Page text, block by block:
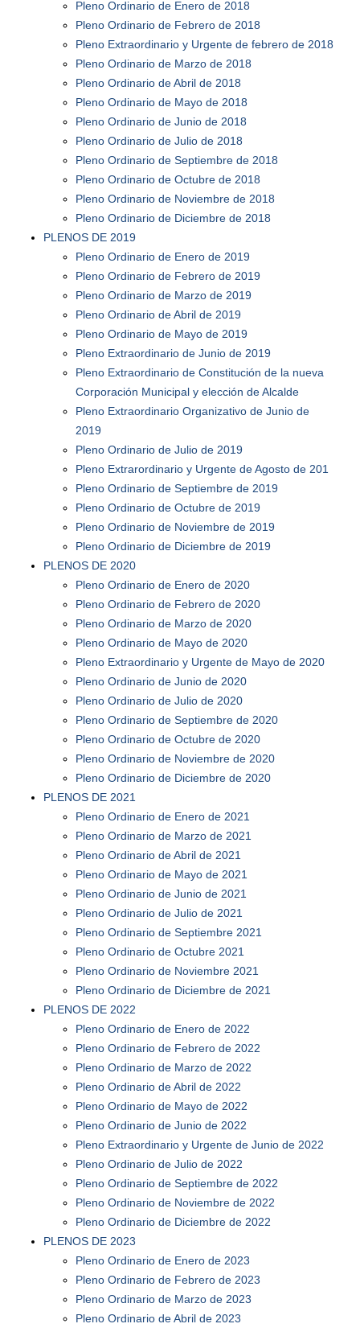
Pleno Ordinario de Enero de 2018
Pleno Ordinario de Febrero de 2018
Pleno Extraordinario y Urgente de febrero de 2018
Pleno Ordinario de Marzo de 2018
Pleno Ordinario de Abril de 2018
Pleno Ordinario de Mayo de 2018
Pleno Ordinario de Junio de 2018
Pleno Ordinario de Julio de 2018
Pleno Ordinario de Septiembre de 2018
Pleno Ordinario de Octubre de 2018
Pleno Ordinario de Noviembre de 2018
Pleno Ordinario de Diciembre de 2018
PLENOS DE 2019
Pleno Ordinario de Enero de 2019
Pleno Ordinario de Febrero de 2019
Pleno Ordinario de Marzo de 2019
Pleno Ordinario de Abril de 2019
Pleno Ordinario de Mayo de 2019
Pleno Extraordinario de Junio de 2019
Pleno Extraordinario de Constitución de la nueva
Corporación Municipal y elección de Alcalde
Pleno Extraordinario Organizativo de Junio de
2019
Pleno Ordinario de Julio de 2019
Pleno Extrarordinario y Urgente de Agosto de 201
Pleno Ordinario de Septiembre de 2019
Pleno Ordinario de Octubre de 2019
Pleno Ordinario de Noviembre de 2019
Pleno Ordinario de Diciembre de 2019
PLENOS DE 2020
Pleno Ordinario de Enero de 2020
Pleno Ordinario de Febrero de 2020
Pleno Ordinario de Marzo de 2020
Pleno Ordinario de Mayo de 2020
Pleno Extraordinario y Urgente de Mayo de 2020
Pleno Ordinario de Junio de 2020
Pleno Ordinario de Julio de 2020
Pleno Ordinario de Septiembre de 2020
Pleno Ordinario de Octubre de 2020
Pleno Ordinario de Noviembre de 2020
Pleno Ordinario de Diciembre de 2020
PLENOS DE 2021
Pleno Ordinario de Enero de 2021
Pleno Ordinario de Marzo de 2021
Pleno Ordinario de Abril de 2021
Pleno Ordinario de Mayo de 2021
Pleno Ordinario de Junio de 2021
Pleno Ordinario de Julio de 2021
Pleno Ordinario de Septiembre 2021
Pleno Ordinario de Octubre 2021
Pleno Ordinario de Noviembre 2021
Pleno Ordinario de Diciembre de 2021
PLENOS DE 2022
Pleno Ordinario de Enero de 2022
Pleno Ordinario de Febrero de 2022
Pleno Ordinario de Marzo de 2022
Pleno Ordinario de Abril de 2022
Pleno Ordinario de Mayo de 2022
Pleno Ordinario de Junio de 2022
Pleno Extraordinario y Urgente de Junio de 2022
Pleno Ordinario de Julio de 2022
Pleno Ordinario de Septiembre de 2022
Pleno Ordinario de Noviembre de 2022
Pleno Ordinario de Diciembre de 2022
PLENOS DE 2023
Pleno Ordinario de Enero de 2023
Pleno Ordinario de Febrero de 2023
Pleno Ordinario de Marzo de 2023
Pleno Ordinario de Abril de 2023